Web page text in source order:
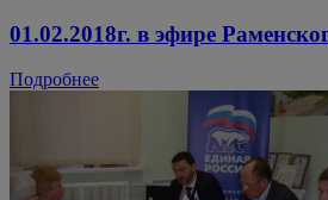
01.02.2018г. в эфире
Подробнее